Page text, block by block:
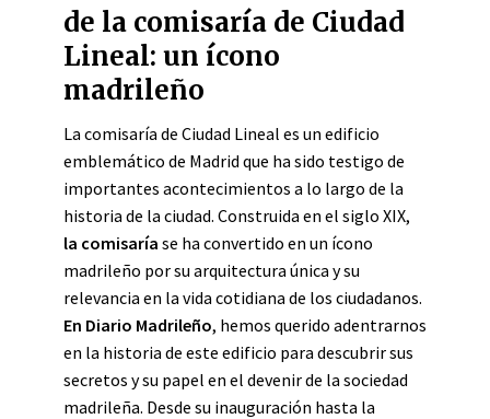
de la comisaría de Ciudad
Lineal: un ícono
madrileño
La comisaría de Ciudad Lineal es un edificio
emblemático de Madrid que ha sido testigo de
importantes acontecimientos a lo largo de la
historia de la ciudad. Construida en el siglo XIX,
la comisaría se ha convertido en un ícono
madrileño por su arquitectura única y su
relevancia en la vida cotidiana de los ciudadanos.
En Diario Madrileño, hemos querido adentrarnos
en la historia de este edificio para descubrir sus
secretos y su papel en el devenir de la sociedad
madrileña. Desde su inauguración hasta la